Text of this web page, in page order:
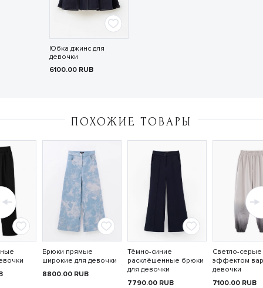
Юбка джинс для
девочки
6100.00 RUB
ПОХОЖИЕ ТОВАРЫ
Брюки прямые
широкие для девочки
8800.00 RUB
Тёмно-синие
расклёшенные брюки
для девочки
7790.00 RUB
Светло-
эффектом
девочки
7100.00 RUB